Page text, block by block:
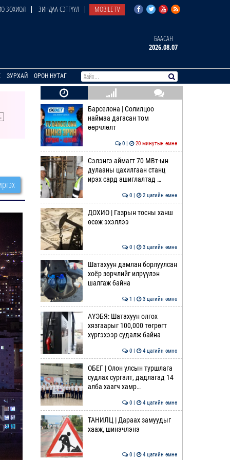
ЗОХИОЛ ЗИНДАА СЭТГҮҮЛ MOBILE TV
БААСАН
2026.08.07
ЗУРХАЙ ОРОН НУТАГ
Барселона | Солилцоо
наймаа дагасан том
өөрчлөлт
0 | 20 минутын өмнө
Сэлэнгэ аймагт 70 МВт-ын
дулааны цахилгаан станц
ирэх сард ашиглалтад …
0 | 2 цагийн өмнө
ДОХИО | Газрын тосны ханш
өсөж эхэллээ
0 | 3 цагийн өмнө
Шатахуун дамлан борлуулсан
хоёр зөрчлийг илрүүлэн
шалгаж байна
1 | 3 цагийн өмнө
АҮЭБЯ: Шатахуун олгох
хязгаарыг 100,000 төгрөгт
хүргэхээр судалж байна
0 | 4 цагийн өмнө
ОБЕГ | Олон улсын туршлага
судлах сургалт, дадлагад 14
алба хаагч хамр…
0 | 4 цагийн өмнө
ТАНИЛЦ | Дараах замуудыг
хааж, шинэчлэнэ
0 | 4 цагийн өмнө